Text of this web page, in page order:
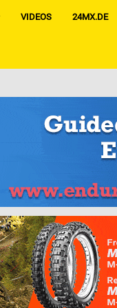
VIDEOS 24MX.DE